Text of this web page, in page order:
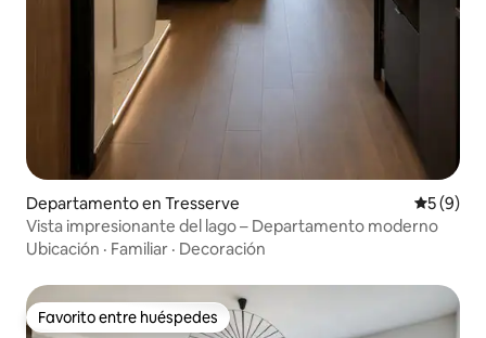
Departamento en Tresserve
5 (9)
Vista impresionante del lago – Departamento moderno
Ubicación · Familiar · Decoración
Favorito entre huéspedes
Favorito entre huéspedes